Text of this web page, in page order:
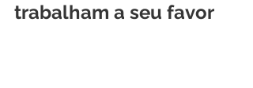
trabalham a seu favor